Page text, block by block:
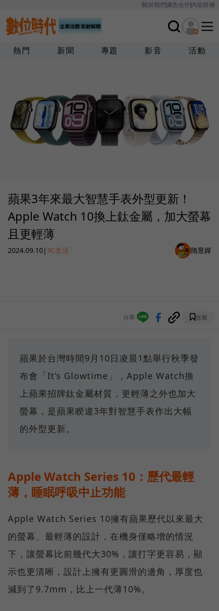
關於我們廣告合作內容授權
熱門 新聞 專題 影音 活動
蘋果3年來最大智慧手表外型更新！
Apple Watch 10換上鈦金屬，加大螢幕
且更輕薄
2024.09.10| 3C生活 隋昱嬋
分享 收藏
蘋果於台灣時間9月10日凌晨1點舉行秋季發
布會「It’s Glowtime」，Apple Watch換
上蘋果招牌鈦金屬材質，更輕薄之外也加大
螢幕，是蘋果睽違3年對智慧手表作出大幅
的外型更新。
Apple Watch Series 10：歷代最輕
薄，睡眠呼吸中止功能
Apple Watch Series 10擁有蘋果歷代以來最大
的螢幕、最輕薄的設計，在機身僅略增的情況
下，讓螢幕比前幾代大30%，讓打字更容易，顯
示也更清晰，設計上擁有更圓滑的邊角，厚度也
減到了9.7mm，比上一代薄10%。